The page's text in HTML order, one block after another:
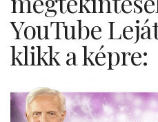
YouTube
klikk a képre: